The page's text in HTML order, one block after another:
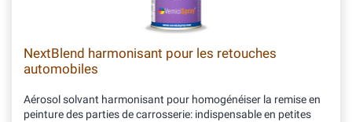
NextBlend harmonisant pour les retouches
automobiles
Aérosol solvant harmonisant pour homogénéiser la remise en
peinture des parties de carrosserie: indispensable en petites